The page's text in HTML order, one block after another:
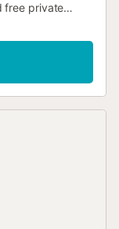
free private